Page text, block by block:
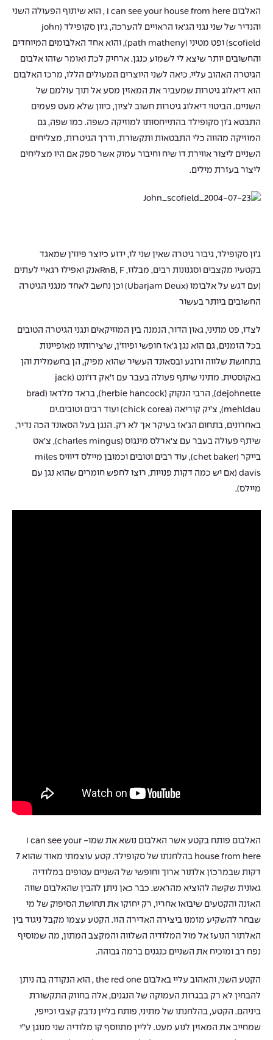
האלבום I can see your house from here , הוא שיתוף הפעולה השני
והנדיר של שני נגני הג’אז הראויים להערכה, ג’ון סקופילד (john
scofield) ופט מטיני (path matheny), והוא אחד האלבומים המיוחדים
והחשובים יותר שיצא לי לשמוע כנגן. ארחיק לכת ואומר שזהו אלבום
הגיטרה האהוב עליי. כיאה לשני היוצרים המעולים הללו, מרכז האלבום
הוא דיאלוג גיטרות שמעביר את המאזין מסע אל תוך עולמם של
השניים. הביטוי דיאלוג גיטרות חשוב לציון, כיוון שלא מעט פעמים
התבטא ג’ון סקופילד בהתייחסותו למוזיקה כשפה. כמו שפה, גם
המוזיקה מהווה כלי התבטאות ותקשורת, ודרך הגיטרות, מצליחים
השניים ליצור אווירת דו שיח וחיבור עמוק אשר ספק אם היו מצליחים
ליצור בעזרת מילים.
ג’ון סקופילד, גיבור גיטרה שאין שני לו, ידוע כיוצר פיוז’ן שמאגד
בקטעיו מקצבים וסגנונות רבים, מבלוז, RnB, Fאנק ואפילו רגאיי לעתים
(עם דגש על אלבומו (Ubarjam Deux) וכן נחשב לאחד מנגני הגיטרה
החשובים ביותר בעשור
לצדו, פט מתיני, גאון הדור, הנמנה בין המוזיקאים ונגני הגיטרה הטובים
בכל הזמנים, גם הוא נגן ג’אז חופשי ופיוז’ן, שיצירותיו מאופיינות
בתחושת שלווה ורוגע ובסאונד העשיר שהוא מפיק, הן בחשמלית והן
באקוסטית. מתיני שיתף פעולה בעבר עם ז’אק דז’ונט (jack
dejohnette), הרבי הנקוק (herbie hancock), בראד מלדאו (brad
mehldau), צ’יק קוריאה (chick corea) ועוד רבים וטובים.ים
באחרונים, בתחום הג’אז בעיקר אך לא רק. הנגן בעל הסאונד הכה נדיר,
שיתף פעולה בעבר עם צ’ארלס מינגוס (charles mingus), צ’אט
בייקר (chet baker), עוד רבים וטובים וכמובן מיילס דיוויס miles
davis (אם יש כמה דקות פנויות, רוצו לחפש חומרים שהוא נגן עם
מיילס).
האלבום פותח בקטע אשר האלבום נושא את שמו- I can see your
house from here בהלחנתו של סקופילד. קטע עוצמתי מאוד שהוא 7
דקות שבמרכזן אלתור ארוך וחופשי של השניים עטופים במלודיה
גאונית שקשה להוציא מהראש. כבר כאן ניתן להבין שהאלבום שווה
האזנה והקטעים שיבואו אחריו, רק יחזקו את תחושת הסיפוק של מי
שבחר להשקיע מזמנו ביצירה האדירה הזו. הקטע עצמו מקבל ניגוד בין
האלתור הנועז אל מול המלודיה השלווה והמקצב המתון, מה שמוסיף
נפח רב ומוכיח את השניים כנגנים ברמה גבוהה.
הקטע השני, והאהוב עליי באלבום the red one , הוא הנקודה בה ניתן
להבחין לא רק בבגרות העמוקה של הנגנים, אלה בחוזק התקשורת
ביניהם. הקטע, בהלחנתו של מתיני, פותח בליין נדבק קצבי וכייפי,
שמחייב את המאזין לנוע מעט. לליין מתווסף קו מלודיה שני מנוגן ע”י